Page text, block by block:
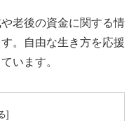
老後の資金に関する情
。自由な生き方を応援
います。